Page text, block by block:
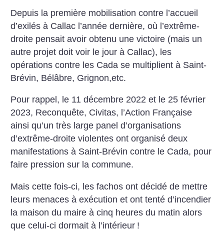
Depuis la première mobilisation contre l’accueil
d’exilés à Callac l’année dernière, où l’extrême-
droite pensait avoir obtenu une victoire (mais un
autre projet doit voir le jour à Callac), les
opérations contre les Cada se multiplient à Saint-
Brévin, Bélâbre, Grignon,etc.
Pour rappel, le 11 décembre 2022 et le 25 février
2023, Reconquête, Civitas, l’Action Française
ainsi qu’un très large panel d’organisations
d’extrême-droite violentes ont organisé deux
manifestations à Saint-Brévin contre le Cada, pour
faire pression sur la commune.
Mais cette fois-ci, les fachos ont décidé de mettre
leurs menaces à exécution et ont tenté d’incendier
la maison du maire à cinq heures du matin alors
que celui-ci dormait à l’intérieur !